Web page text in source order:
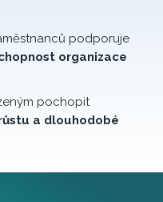
podporuje
organizace
pochopit
a dlouhodobé